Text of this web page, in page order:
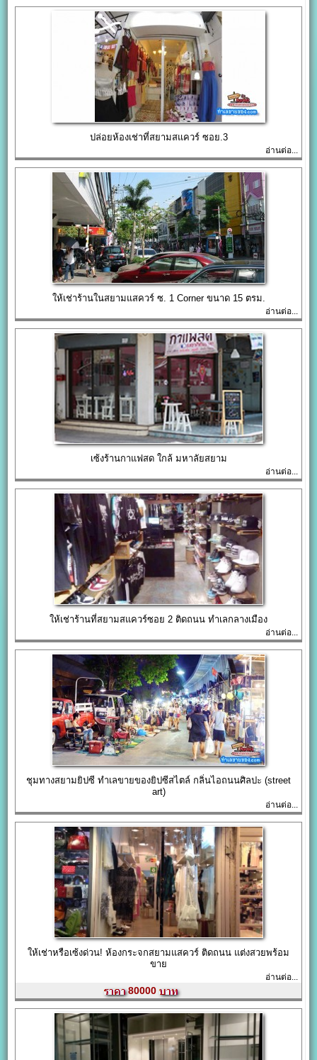
ปล่อยห้องเช่าที่สยามสแควร์ ซอย.3
อ่านต่อ...
ให้เช่าร้านในสยามแสควร์ ซ. 1 Corner ขนาด 15 ตรม.
อ่านต่อ...
เซ้งร้านกาแฟสด ใกล้ มหาลัยสยาม
อ่านต่อ...
ให้เช่าร้านที่สยามสแควร์ซอย 2 ติดถนน ทำเลกลางเมือง
อ่านต่อ...
ชุมทางสยามยิปซี ทำเลขายของยิปซีสไตล์ กลิ่นไอถนนศิลปะ (street
art)
อ่านต่อ...
ให้เช่าหรือเซ้งด่วน! ห้องกระจกสยามแสควร์ ติดถนน แต่งสวยพร้อม
ขาย
อ่านต่อ...
80000